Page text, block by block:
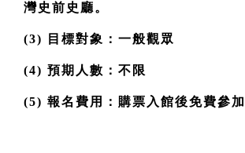
灣史前史廳。
(3) 目標對象：一般觀眾
(4) 預期人數：不限
(5) 報名費用：購票入館後免費參加